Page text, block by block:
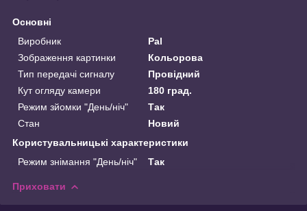
Основні
Виробник
Pal
Зображення картинки
Кольорова
Тип передачі сигналу
Провідний
Кут огляду камери
180 град.
Режим зйомки "День/ніч"
Так
Стан
Новий
Користувальницькі характеристики
Режим знімання "День/ніч"
Так
Приховати